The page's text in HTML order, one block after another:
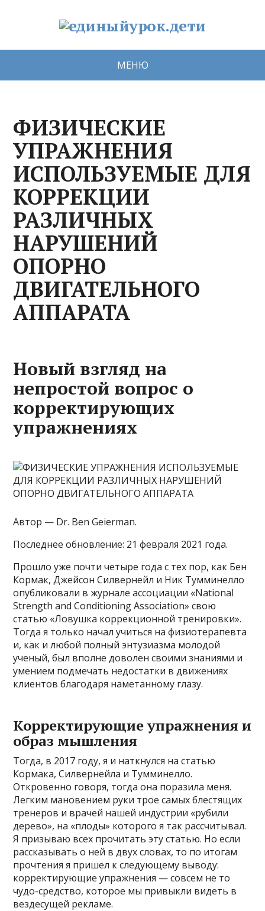
МЕНЮ
ФИЗИЧЕСКИЕ
УПРАЖНЕНИЯ
ИСПОЛЬЗУЕМЫЕ ДЛЯ
КОРРЕКЦИИ
РАЗЛИЧНЫХ
НАРУШЕНИЙ
ОПОРНО
ДВИГАТЕЛЬНОГО
АППАРАТА
Новый взгляд на
непростой вопрос о
корректирующих
упражнениях
Автор — Dr. Ben Geierman.
Последнее обновление: 21 февраля 2021 года.
Прошло уже почти четыре года с тех пор, как Бен
Кормак, Джейсон Силвернейл и Ник Тумминелло
опубликовали в журнале ассоциации «National
Strength and Conditioning Association» свою
статью «Ловушка коррекционной тренировки».
Тогда я только начал учиться на физиотерапевта
и, как и любой полный энтузиазма молодой
ученый, был вполне доволен своими знаниями и
умением подмечать недостатки в движениях
клиентов благодаря наметанному глазу.
Корректирующие упражнения и
образ мышления
Тогда, в 2017 году, я и наткнулся на статью
Кормака, Силвернейла и Тумминелло.
Откровенно говоря, тогда она поразила меня.
Легким мановением руки трое самых блестящих
тренеров и врачей нашей индустрии «рубили
дерево», на «плоды» которого я так рассчитывал.
Я призываю всех прочитать эту статью. Но если
рассказывать о ней в двух словах, то по итогам
прочтения я пришел к следующему выводу:
корректирующие упражнения — совсем не то
чудо-средство, которое мы привыкли видеть в
вездесущей рекламе.